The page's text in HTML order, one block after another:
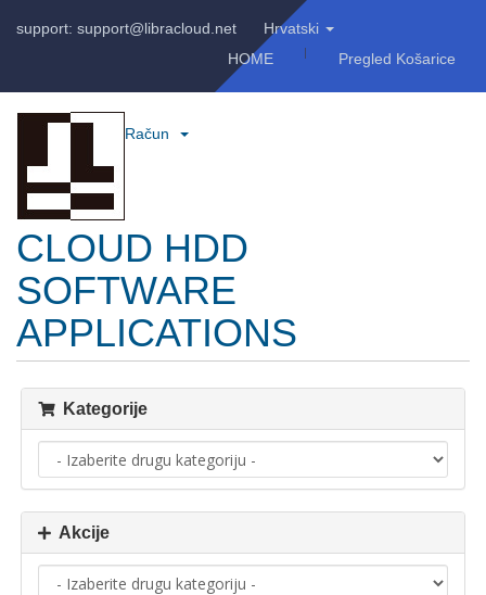
support: support@libracloud.net
Hrvatski
HOME
Pregled Košarice
Račun
CLOUD HDD
SOFTWARE
APPLICATIONS
Kategorije
Akcije